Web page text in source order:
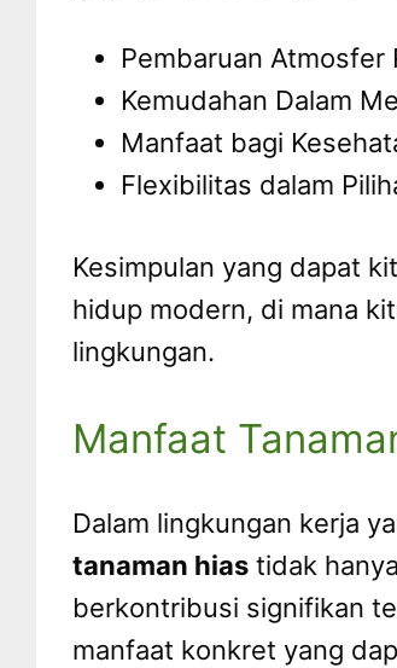
Pembaruan Atmosfer
Kemudahan Dalam
Manfaat bagi
Flexibilitas dalam
Kesimpulan yang dapat
hidup modern, di mana
lingkungan.
Manfaat
Dalam lingkungan kerja
tanaman hias tidak
berkontribusi signifikan
manfaat konkret yang